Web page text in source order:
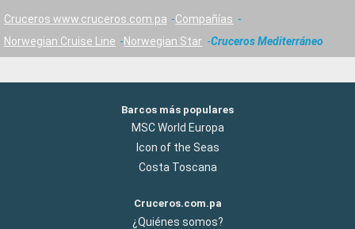
Cruceros www.cruceros.com.pa
Compañías
Norwegian Cruise Line
Norwegian Star Cruceros Mediterráneo
Barcos más populares
MSC World Europa
Icon of the Seas
Costa Toscana
Cruceros.com.pa
¿Quiénes somos?